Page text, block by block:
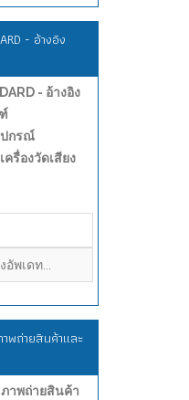
- อ้างอิง
- อ้างอิง
ปกรณ์
ครื่องวัดเสียง
อัพเดท...
าพถ่ายสินค้าและ
ภาพถ่ายสินค้า